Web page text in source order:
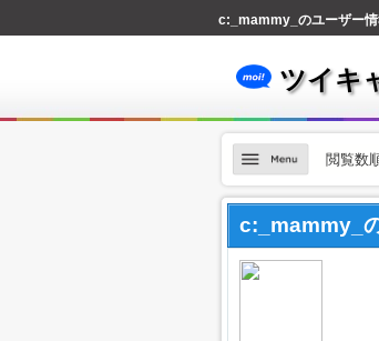
c:_mammy_のユーザー
ツイキ
閲覧数
c:_mammy_